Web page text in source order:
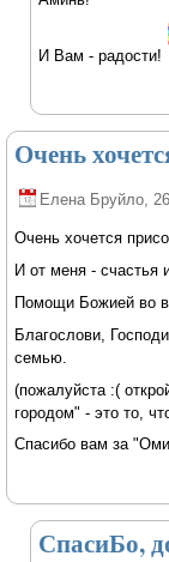
И Вам - радости!
Очень
Елена Бруйло ,
Очень хочется
И от меня - счастья
Помощи Божией во
Благослови,
семью.
(пожалуйста :(
городом" - это то,
Спасибо вам за
СпасиБо,